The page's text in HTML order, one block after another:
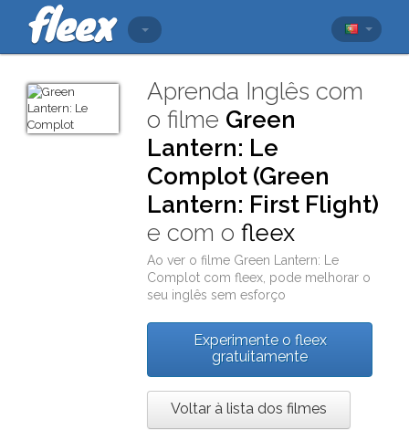
Aprenda Inglês com
o filme Green
Lantern: Le
Complot (Green
Lantern: First Flight)
e com ofleex
Ao ver o filme Green Lantern: Le
Complot comfleex , pode melhorar o
seu inglês sem esforço
Experimente o fleex
gratuitamente
Voltar à lista dos filmes